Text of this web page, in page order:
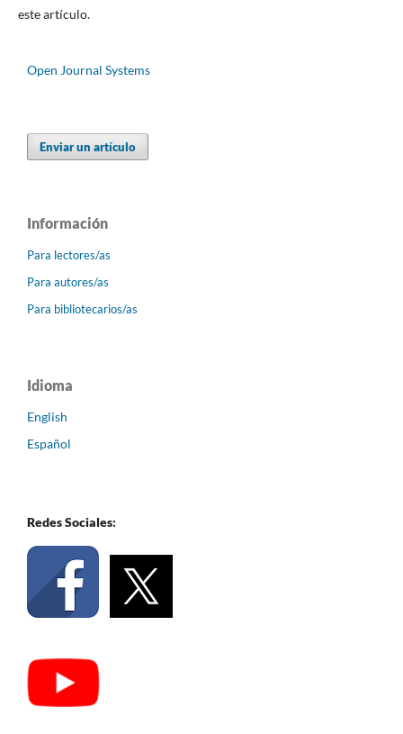
este artículo.
Open Journal Systems
Enviar un artículo
Información
Para lectores/as
Para autores/as
Para bibliotecarios/as
Idioma
English
Español
Redes Sociales: